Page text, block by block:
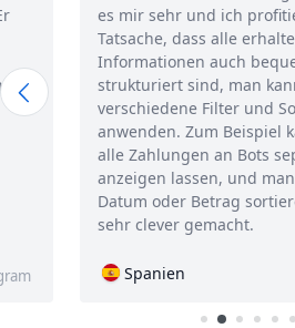
von der
kann
Sortieroptionen
kann man sich
man kann nach
- generell
Facebook
Stunde
lese ich
live. Ich
Woche,
alles in